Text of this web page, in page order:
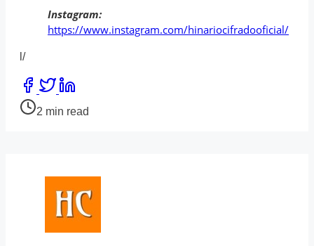
Instagram:
https://www.instagram.com/hinariocifradooficial/
l/
Share
this
post
Post2 min read